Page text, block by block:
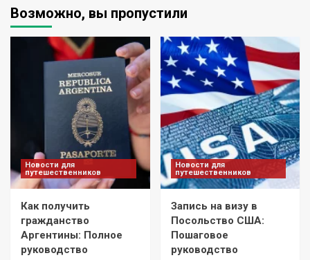
Возможно, вы пропустили
Новости для
путешественников
Как получить
гражданство
Аргентины: Полное
руководство
Новости для
путешественников
Запись на визу в
Посольство США:
Пошаговое
руководство